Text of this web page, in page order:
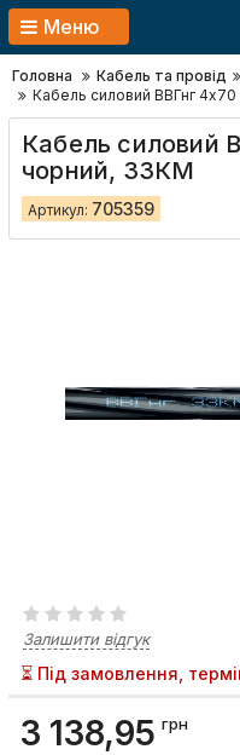
Меню
Головна Кабель та провід
Кабель силовий ВВГнг
Кабель силовий
чорний, ЗЗКМ
Артикул: 705359
Залишити відгук
⏳ Під замовлення,
3 138,95 грн